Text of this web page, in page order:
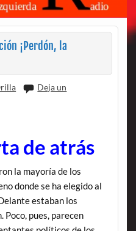
¡Perdón, la
Deja un
de atrás
la mayoría de los
donde se ha elegido al
estaban los
Poco, pues, parecen